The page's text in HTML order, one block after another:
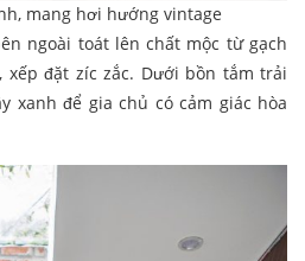
mang hơi hướng vintage
ngoài toát lên chất mộc từ gạch
xếp đặt zíc zắc. Dưới bồn tắm trải
xanh để gia chủ có cảm giác hòa